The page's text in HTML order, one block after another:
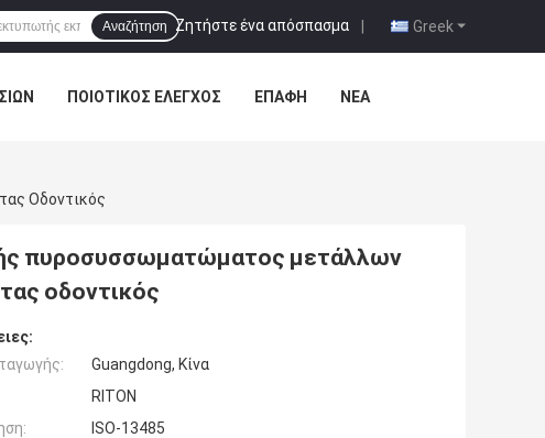
Greek
Ζητήστε ένα απόσπασμα |
Αναζήτηση
ΠΟΙΟΤΙΚΌΣ ΈΛΕΓΧΟΣ ΕΠΑΦΉ ΝΈΑ
Οδοντικός
πυροσυσσωματώματος μετάλλων
οδοντικός
Guangdong, Κίνα
RITON
ISO-13485